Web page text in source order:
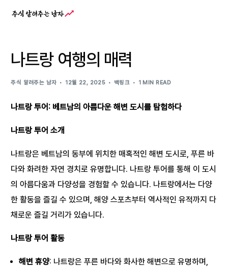
나트랑 여행의 매력
주식 알려주는 남자 12월 22, 2025 백링크 1 MIN READ
나트랑 투어: 베트남의 아름다운 해변 도시를 탐험하다
나트랑 투어 소개
나트랑은 베트남의 동부에 위치한 매혹적인 해변 도시로, 푸른 바
다와 화려한 자연 경치로 유명합니다. 나트랑 투어를 통해 이 도시
의 아름다움과 다양성을 경험할 수 있습니다. 나트랑에서는 다양
한 활동을 즐길 수 있으며, 해양 스포츠부터 역사적인 유적까지 다
채로운 즐길 거리가 있습니다.
나트랑 투어 활동
해변 휴양: 나트랑은 푸른 바다와 화사한 해변으로 유명하며,